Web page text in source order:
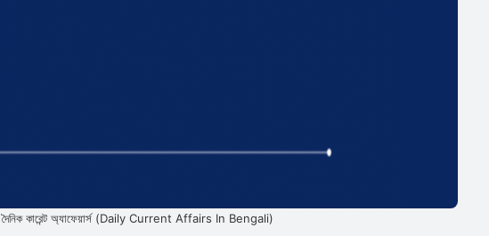
দৈনিক কারেন্ট অ্যাফেয়ার্স (Daily Current Affairs In Bengali)